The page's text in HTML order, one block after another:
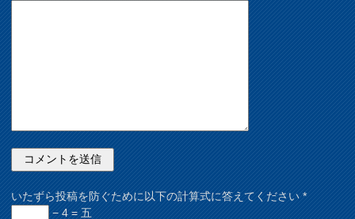
いたずら投稿を防ぐために以下の計算式に答えてください*
− 4 = 五